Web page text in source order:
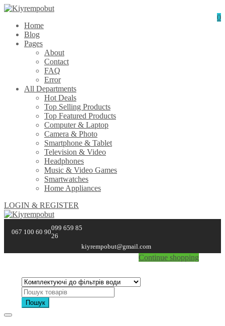
0
Home
Blog
Pages
About
Contact
FAQ
Error
All Departments
Hot Deals
Top Selling Products
Top Featured Products
Computer & Laptop
Camera & Photo
Smartphone & Tablet
Television & Video
Headphones
Music & Video Games
Smartwatches
Home Appliances
LOGIN & REGISTER
Continue shopping
067 100 60 90
099 659 85
26
kiyrempobut@gmail.com
Пошук